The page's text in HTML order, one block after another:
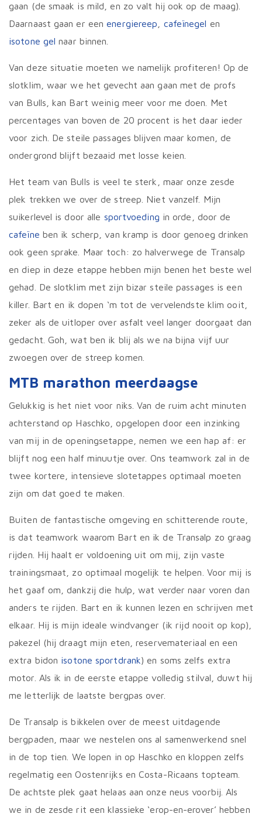
gaan (de smaak is mild, en zo valt hij ook op de maag).
Daarnaast gaan er eenenergiereep cafeïnegel en
isotone gel naar binnen.
Van deze situatie moeten we namelijk profiteren! Op de
slotklim, waar we het gevecht aan gaan met de profs
van Bulls, kan Bart weinig meer voor me doen. Met
percentages van boven de 20 procent is het daar ieder
voor zich. De steile passages blijven maar komen, de
ondergrond blijft bezaaid met losse keien.
Het team van Bulls is veel te sterk, maar onze zesde
plek trekken we over de streep. Niet vanzelf. Mijn
suikerlevel is door alle sportvoeding in orde, door de
cafeïne ben ik scherp, van kramp is door genoeg drinken
ook geen sprake. Maar toch: zo halverwege de Transalp
en diep in deze etappe hebben mijn benen het beste wel
gehad. De slotklim met zijn bizar steile passages is een
killer. Bart en ik dopen ‘m tot de vervelendste klim ooit,
zeker als de uitloper over asfalt veel langer doorgaat dan
gedacht. Goh, wat ben ik blij als we na bijna vijf uur
zwoegen over de streep komen.
MTB marathon meerdaagse
Gelukkig is het niet voor niks. Van de ruim acht minuten
achterstand op Haschko, opgelopen door een inzinking
van mij in de openingsetappe, nemen we een hap af: er
blijft nog een half minuutje over. Ons teamwork zal in de
twee kortere, intensieve slotetappes optimaal moeten
zijn om dat goed te maken.
Buiten de fantastische omgeving en schitterende route,
is dat teamwork waarom Bart en ik de Transalp zo graag
rijden. Hij haalt er voldoening uit om mij, zijn vaste
trainingsmaat, zo optimaal mogelijk te helpen. Voor mij is
het gaaf om, dankzij die hulp, wat verder naar voren dan
anders te rijden. Bart en ik kunnen lezen en schrijven met
elkaar. Hij is mijn ideale windvanger (ik rijd nooit op kop),
pakezel (hij draagt mijn eten, reservemateriaal en een
extra bidon isotone sportdrank) en soms zelfs extra
motor. Als ik in de eerste etappe volledig stilval, duwt hij
me letterlijk de laatste bergpas over.
De Transalp is bikkelen over de meest uitdagende
bergpaden, maar we nestelen ons al samenwerkend snel
in de top tien. We lopen in op Haschko en kloppen zelfs
regelmatig een Oostenrijks en Costa-Ricaans topteam.
De achtste plek gaat helaas aan onze neus voorbij. Als
we in de zesde rit een klassieke ‘erop-en-erover’ hebben